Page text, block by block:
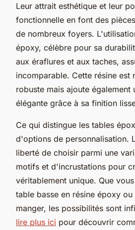
Leur attrait esthétique et leur
fonctionnelle en font des
de nombreux foyers.
époxy, célèbre pour sa
aux éraflures et aux taches,
incomparable. Cette résine est
robuste mais ajoute également
élégante grâce à sa finition
Ce qui distingue les tables
d'options de personnalisation.
liberté de choisir parmi une
motifs et d'incrustations pour
véritablement unique. Que
table basse en résine époxy
manger, les possibilités sont
lire plus ici pour découvrir